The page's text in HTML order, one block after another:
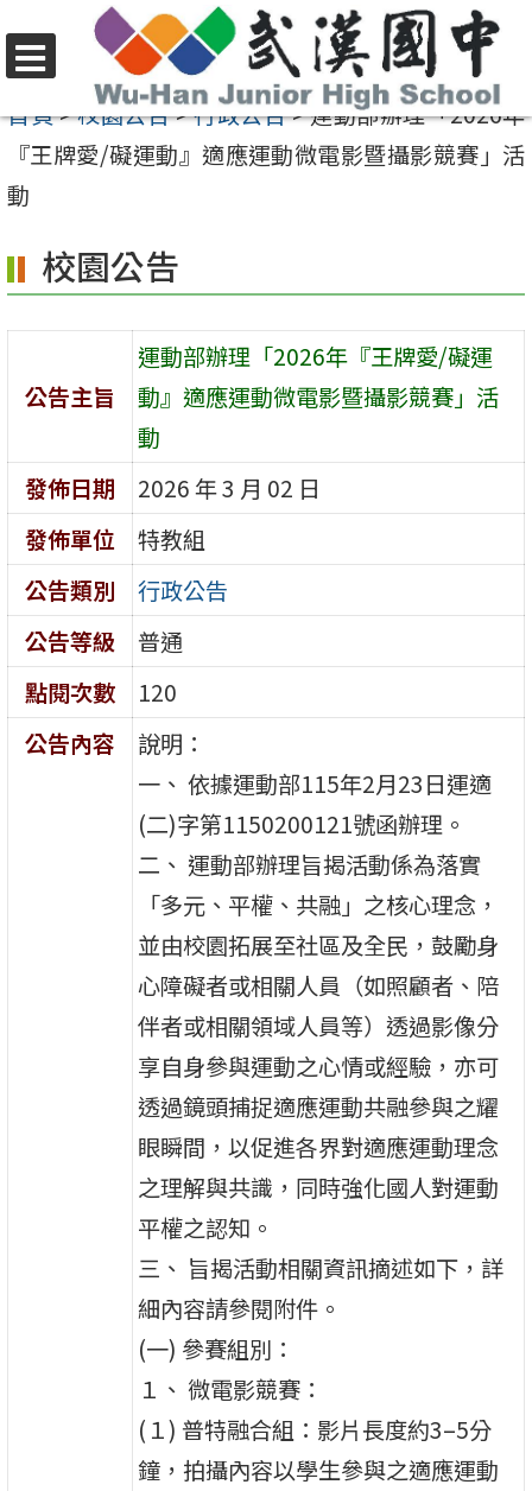
至
要
內
區
選
單
首頁>校園公告>行政公告>運動部辦理「2026年
『王牌愛/礙運動』適應運動微電影暨攝影競賽」活
動
校園公告
公告主旨
運動部辦理「2026年『王牌愛/礙運
動』適應運動微電影暨攝影競賽」活
動
發佈日期
2026 年 3 月 02 日
發佈單位
特教組
公告類別
行政公告
公告等級
普通
點閱次數
120
公告內容
說明：
一、 依據運動部115年2月23日運適
(二)字第1150200121號函辦理。
二、 運動部辦理旨揭活動係為落實
「多元、平權、共融」之核心理念，
並由校園拓展至社區及全民，鼓勵身
心障礙者或相關人員（如照顧者、陪
伴者或相關領域人員等）透過影像分
享自身參與運動之心情或經驗，亦可
透過鏡頭捕捉適應運動共融參與之耀
眼瞬間，以促進各界對適應運動理念
之理解與共識，同時強化國人對運動
平權之認知。
三、 旨揭活動相關資訊摘述如下，詳
細內容請參閱附件。
(一) 參賽組別：
１、 微電影競賽：
(１) 普特融合組：影片長度約3–5分
鐘，拍攝內容以學生參與之適應運動